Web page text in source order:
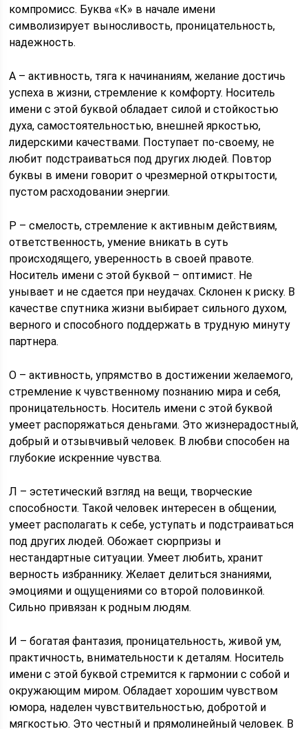
компромисс. Буква «К» в начале имени
символизирует выносливость, проницательность,
надежность.
А – активность, тяга к начинаниям, желание достичь
успеха в жизни, стремление к комфорту. Носитель
имени с этой буквой обладает силой и стойкостью
духа, самостоятельностью, внешней яркостью,
лидерскими качествами. Поступает по-своему, не
любит подстраиваться под других людей. Повтор
буквы в имени говорит о чрезмерной открытости,
пустом расходовании энергии.
Р – смелость, стремление к активным действиям,
ответственность, умение вникать в суть
происходящего, уверенность в своей правоте.
Носитель имени с этой буквой – оптимист. Не
унывает и не сдается при неудачах. Склонен к риску. В
качестве спутника жизни выбирает сильного духом,
верного и способного поддержать в трудную минуту
партнера.
О – активность, упрямство в достижении желаемого,
стремление к чувственному познанию мира и себя,
проницательность. Носитель имени с этой буквой
умеет распоряжаться деньгами. Это жизнерадостный,
добрый и отзывчивый человек. В любви способен на
глубокие искренние чувства.
Л – эстетический взгляд на вещи, творческие
способности. Такой человек интересен в общении,
умеет располагать к себе, уступать и подстраиваться
под других людей. Обожает сюрпризы и
нестандартные ситуации. Умеет любить, хранит
верность избраннику. Желает делиться знаниями,
эмоциями и ощущениями со второй половинкой.
Сильно привязан к родным людям.
И – богатая фантазия, проницательность, живой ум,
практичность, внимательности к деталям. Носитель
имени с этой буквой стремится к гармонии с собой и
окружающим миром. Обладает хорошим чувством
юмора, наделен чувствительностью, добротой и
мягкостью. Это честный и прямолинейный человек. В